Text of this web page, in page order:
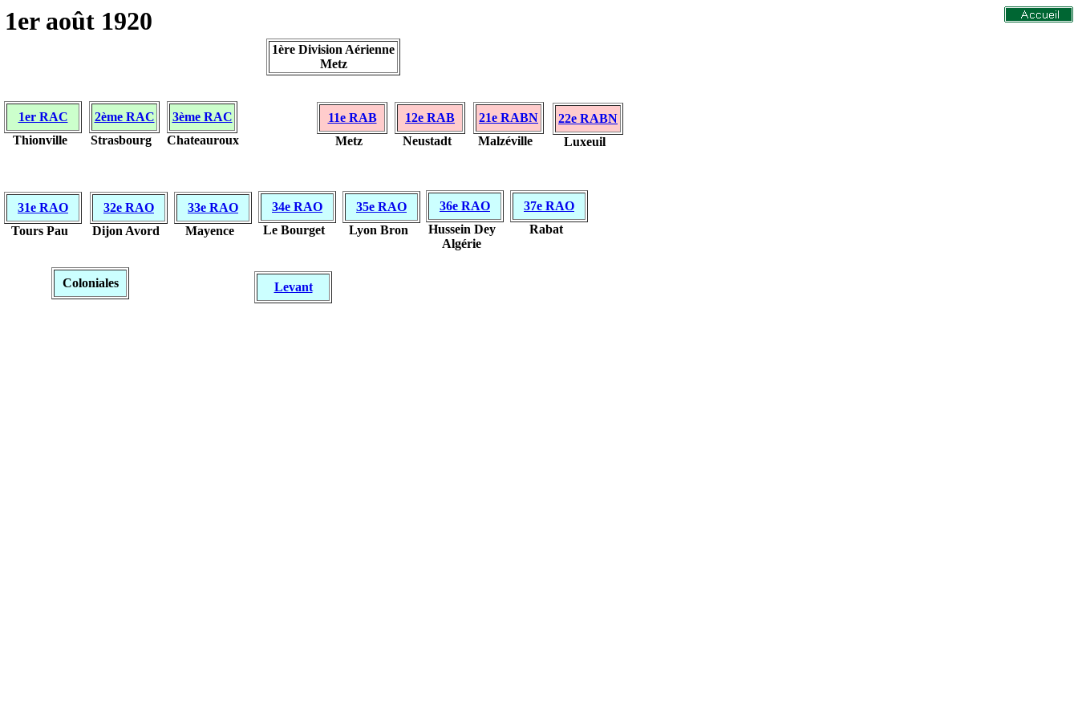
1ère Division Aérienne
Metz
1er RAC
Thionville
2ème RAC
Strasbourg
3ème RAC
Chateauroux
11e RAB
Metz
22e RABN
Luxeuil
12e RAB
Neustadt
1er août 1920
31e RAO
Tours Pau
32e RAO
Dijon Avord
33e RAO
Mayence
34e RAO
Le Bourget
35e RAO
Lyon Bron
36e RAO
Hussein Dey
Algérie
37e RAO
Rabat
Coloniales Levant
21e RABN
Malzéville